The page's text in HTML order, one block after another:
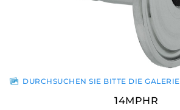
DURCHSUCHEN SIE BITTE DIE GALERIE
14MPHR